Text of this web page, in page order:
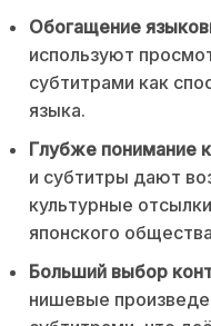
Обогащение
используют
субтитрами как
языка.
Глубже понимание
и субтитры дают
культурные
японского
Больший выбор
нишевые